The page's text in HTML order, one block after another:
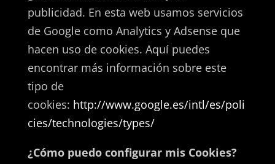
publicidad. En esta web usamos servicios
de Google como Analytics y Adsense que
hacen uso de cookies. Aquí puedes
encontrar más información sobre este
tipo de
cookies: http://www.google.es/intl/es/poli
cies/technologies/types/
¿Cómo puedo configurar mis Cookies?